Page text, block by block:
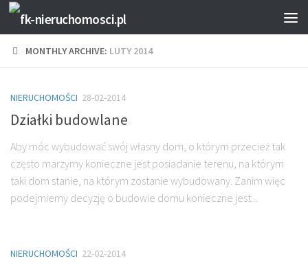
MONTHLY ARCHIVE: LUTY 2014
NIERUCHOMOŚCI 28-02-2014
Działki budowlane
Aby móc wybudować swój własny dom, o którym przecież tak
często marzymy konieczne jest posiadanie terenu, na którym
taki dom stanie, na którym zostanie wybudowany. Zanim więc
podejmiemy decyzję o budowie domu konieczne jest...
NIERUCHOMOŚCI 22-02-2014